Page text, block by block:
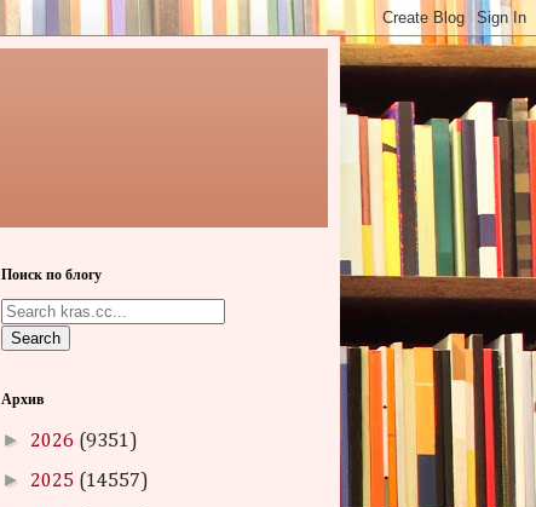
Поиск по блогу
Search
Архив
► 2026 (9351)
► 2025 (14557)